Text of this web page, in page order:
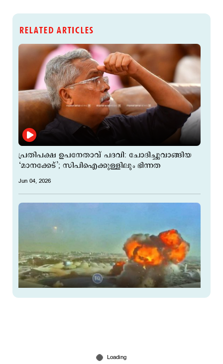
RELATED ARTICLES
പ്രതിപക്ഷ ഉപനേതാവ് പദവി: ചോദിച്ചുവാങ്ങിയ
‘മാനക്കേട്’; സിപിഐക്കുള്ളിലും ഭിന്നത
Jun 04, 2026